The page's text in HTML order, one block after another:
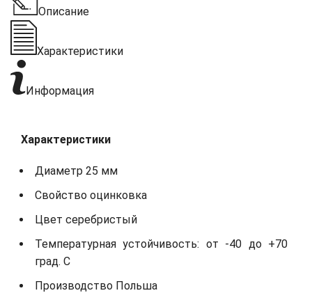
Описание
Характеристики
Информация
Характеристики
Диаметр 25 мм
Свойство оцинковка
Цвет серебристый
Температурная устойчивость: от -40 до +70
град. С
Производство Польша